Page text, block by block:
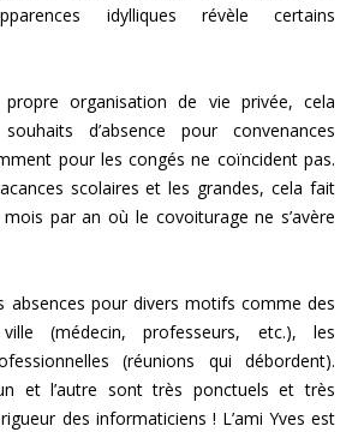
idylliques révèle certains
organisation de vie privée, cela
d’absence pour convenances
pour les congés ne coïncident pas.
scolaires et les grandes, cela fait
par an où le covoiturage ne s’avère
absences pour divers motifs comme des
(médecin, professeurs, etc.), les
(réunions qui débordent).
et l’autre sont très ponctuels et très
des informaticiens ! L’ami Yves est